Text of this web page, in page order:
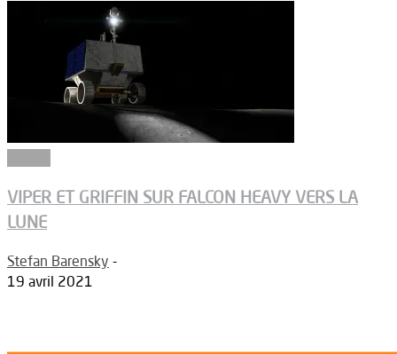
VIPER ET GRIFFIN SUR FALCON HEAVY VERS LA
LUNE
Stefan Barensky -
19 avril 2021